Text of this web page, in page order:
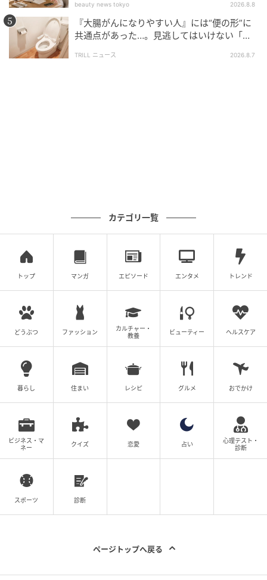
（『オレンジページ』おとなの健康レシピ〈高血圧の
献立〉より）
beauty news tokyo 2026.8.8
『大腸がんになりやすい人』には“便の形”に
共通点があった…。見逃してはいけない「危
TRILL ニュース 2026.8.7
カテゴリ一覧
トップ マンガ エピソード エンタメ トレンド
どうぶつ ファッション
カルチャー・
教養
ビューティー ヘルスケア
暮らし 住まい レシピ グルメ おでかけ
ビジネス・マ
ネー
クイズ 恋愛 占い
心理テスト・
診断
スポーツ 診断
ページトップへ戻る